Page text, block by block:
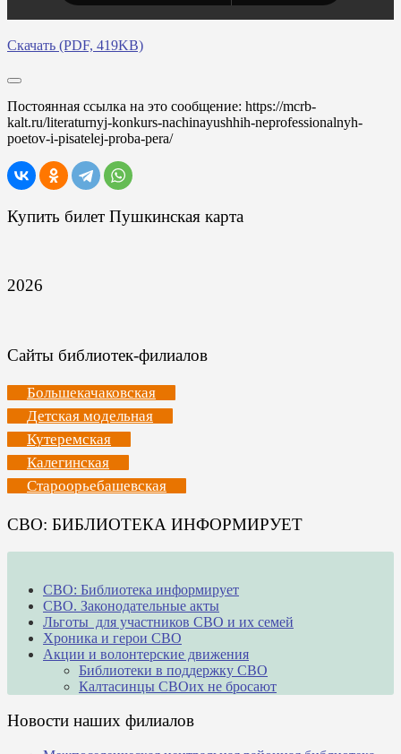
Скачать (PDF, 419KB)
Постоянная ссылка на это сообщение: https://mcrb-
kalt.ru/literaturnyj-konkurs-nachinayushhih-neprofessionalnyh-
poetov-i-pisatelej-proba-pera/
Купить билет Пушкинская карта
2026
Сайты библиотек-филиалов
Большекачаковская
Детская модельная
Кутеремская
Калегинская
Староорьебашевская
СВО: БИБЛИОТЕКА ИНФОРМИРУЕТ
СВО: Библиотека информирует
СВО. Законодательные акты
Льготы для участников СВО и их семей
Хроника и герои СВО
Акции и волонтерские движения
Библиотеки в поддержку СВО
Калтасинцы СВОих не бросают
Новости наших филиалов